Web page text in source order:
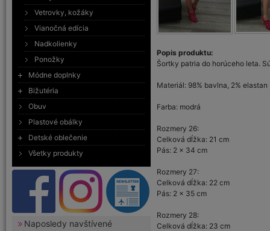
Vetrovky, kožáky
Vianočná edícia
Nadkolienky
Ponožky
Módne doplnky
Bižutéria
Obuv
Plastové obálky
Detské oblečenie
Všetky produkty
Naposledy navštívené
Popis produktu:
Šortky patria do horúceho leta.
Materiál: 98% bavlna, 2% elastan
Farba: modrá
Rozmery 26:
Celková dĺžka: 21 cm
Pás: 2 x 34 cm
Rozmery 27:
Celková dĺžka: 22 cm
Pás: 2 x 35 cm
Rozmery 28:
Celková dĺžka: 23 cm